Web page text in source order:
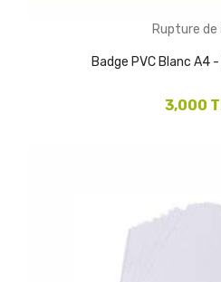
Rupture
Badge PVC Blanc A4
3,000